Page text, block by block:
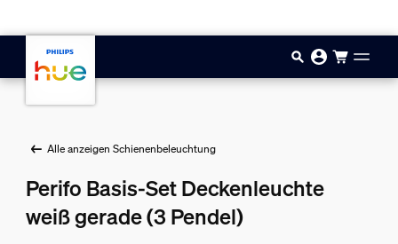
Alle anzeigen Schienenbeleuchtung
Perifo Basis-Set Deckenleuchte
weiß gerade (3 Pendel)